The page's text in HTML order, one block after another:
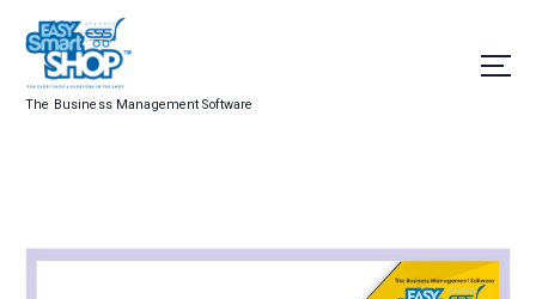
The Business Management Software